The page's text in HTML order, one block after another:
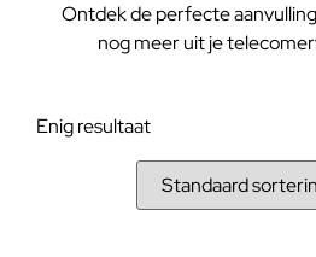
Ontdek de perfecte
nog meer uit je
Enig resultaat